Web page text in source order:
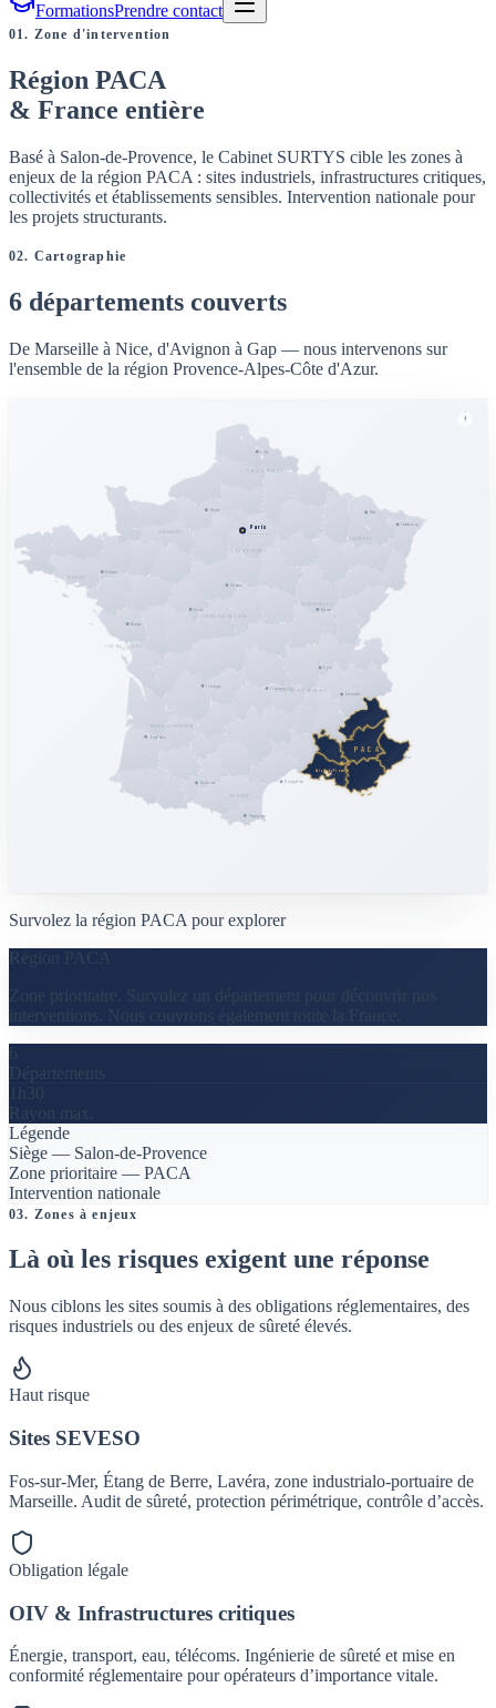
FormationsPrendre contact
01. Zone d'intervention
Région PACA
& France entière
Basé à Salon-de-Provence, le Cabinet SURTYS cible les zones à
enjeux de la région PACA : sites industriels, infrastructures critiques,
collectivités et établissements sensibles. Intervention nationale pour
les projets structurants.
02. Cartographie
6 départements couverts
De Marseille à Nice, d'Avignon à Gap — nous intervenons sur
l'ensemble de la région Provence-Alpes-Côte d'Azur.
HAUTS-DE-FRANCE
PAYS DE LA LOIRE
CENTRE-VAL DE LOIRE
AUVERGNE-RHÔNE-ALPES
NOUVELLE-AQUITAINE
PACA
Paris
Lyon
Toulouse
Bordeaux
Nice
Lille
Strasbourg
Nantes
Montpellier
Grenoble
Dijon
Rennes
Rouen
Metz
Clermont-Fd
Orléans
Tours
Limoges
Perpignan
Salon-de-Provence
Survolez la région PACA pour explorer
Région PACA
Zone prioritaire. Survolez un département pour découvrir nos
interventions. Nous couvrons également toute la France.
6
Départements
1h30
Rayon max.
Légende
Siège — Salon-de-Provence
Zone prioritaire — PACA
Intervention nationale
03. Zones à enjeux
Là où les risques exigent une réponse
Nous ciblons les sites soumis à des obligations réglementaires, des
risques industriels ou des enjeux de sûreté élevés.
Haut risque
Sites SEVESO
Fos-sur-Mer, Étang de Berre, Lavéra, zone industrialo-portuaire de
Marseille. Audit de sûreté, protection périmétrique, contrôle d’accès.
Obligation légale
OIV & Infrastructures critiques
Énergie, transport, eau, télécoms. Ingénierie de sûreté et mise en
conformité réglementaire pour opérateurs d’importance vitale.